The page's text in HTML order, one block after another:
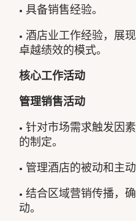
• 具备销售经验。
• 酒店业工作经验，展
卓越绩效的模式。
核心工作活动
管理销售活动
• 针对市场需求触发因
的制定。
• 管理酒店的被动和主
• 结合区域营销传播，
动。